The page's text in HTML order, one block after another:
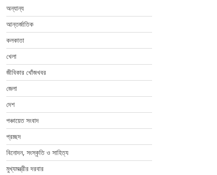
অন্যান্য
আন্তর্জাতিক
কলকাতা
খেলা
জীবিকার খোঁজখবর
জেলা
দেশ
পঞ্চায়েত সংবাদ
প্রচ্ছদ
বিনোদন, সংস্কৃতি ও সাহিত্য
মুখ্যমন্ত্রীর দরবার